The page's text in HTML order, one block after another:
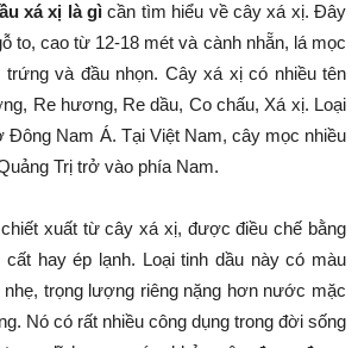
xá xị là gìcần tìm hiểu về cây xá xị. Đây
to, cao từ 12-18 mét và cành nhẵn, lá mọc
và đầu nhọn. Cây xá xị có nhiều tên
Re hương, Re dầu, Co chấu, Xá xị. Loại
Đông Nam Á. Tại Việt Nam, cây mọc nhiều
Trị trở vào phía Nam.
xuất từ cây xá xị, được điều chế bằng
hay ép lạnh. Loại tinh dầu này có màu
trọng lượng riêng nặng hơn nước mặc
Nó có rất nhiều công dụng trong đời sống